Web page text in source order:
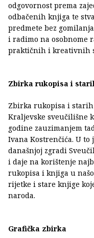
odgovornost prema
odbačenih knjiga te
predmete bez
i radimo na osobnome
praktičnih i kreativnih
Zbirka rukopisa i
Zbirka rukopisa i
Kraljevske sveučilišne
godine zauzimanjem
Ivana Kostrenčića. U
današnjoj zgradi
i daje na korištenje
rukopisa i knjiga u
rijetke i stare knjige
naroda.
Grafička zbirka